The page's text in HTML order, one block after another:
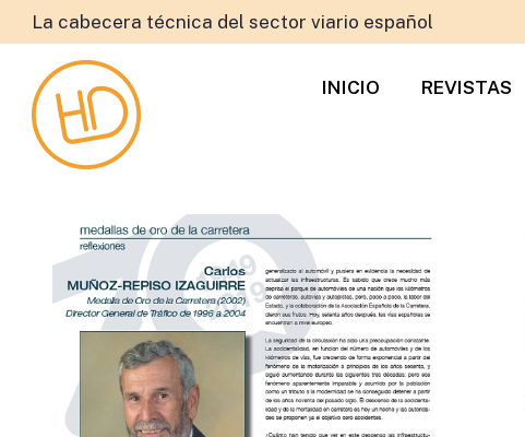
La cabecera técnica del sector viario español
INICIO REVISTAS